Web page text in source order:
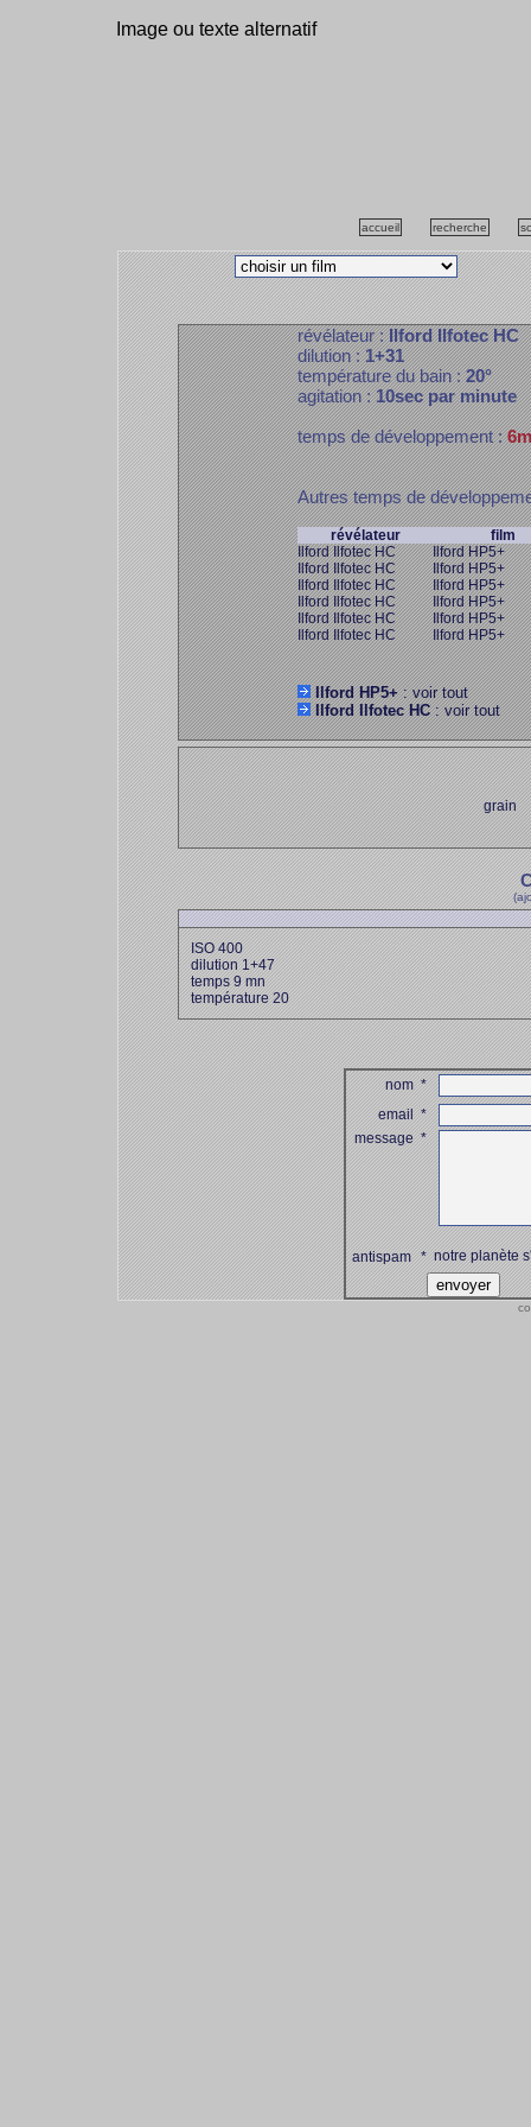
Image ou texte alternatif
accueil recherche
révélateur :Ilford Ilfotec HC
dilution :1+31
température du bain :20°
agitation :10sec par minute
temps de développement :
Autres temps de
révélateur
film
Ilford Ilfotec HC
Ilford HP5+
Ilford Ilfotec HC
Ilford HP5+
Ilford Ilfotec HC
Ilford HP5+
Ilford Ilfotec HC
Ilford HP5+
Ilford Ilfotec HC
Ilford HP5+
Ilford Ilfotec HC
Ilford HP5+
Ilford HP5+: voir tout
Ilford Ilfotec HC: voir tout
grain
ISO 400
dilution 1+47
temps 9 mn
température 20
nom*
email*
message*
antispam *notre planète